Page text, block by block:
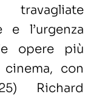
e l’urgenza
opere più
con
Richard